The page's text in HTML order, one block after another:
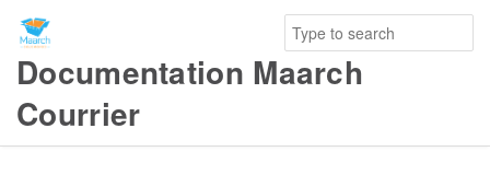
Documentation Maarch
Courrier